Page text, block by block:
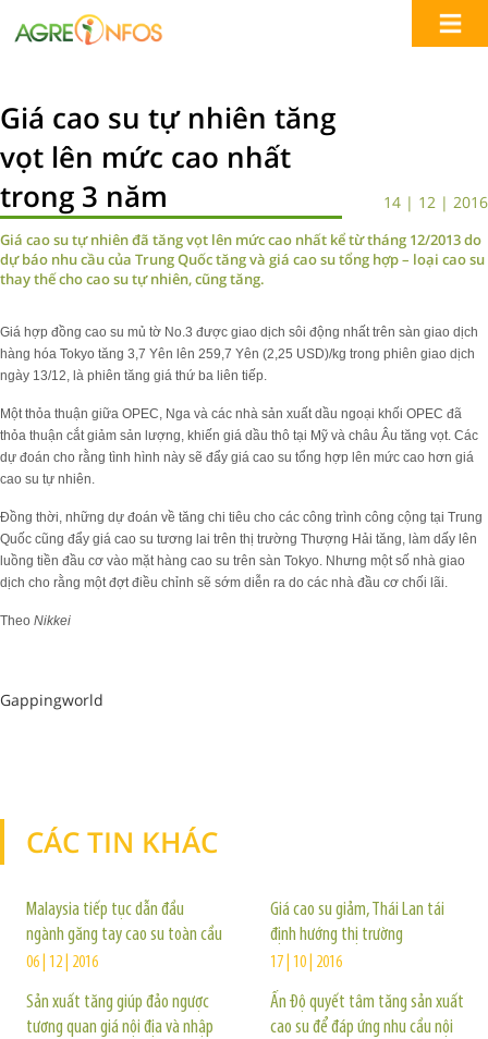
Giá cao su tự nhiên tăng
vọt lên mức cao nhất
trong 3 năm
14 | 12 | 2016
Giá cao su tự nhiên đã tăng vọt lên mức cao nhất kể từ tháng 12/2013 do
dự báo nhu cầu của Trung Quốc tăng và giá cao su tổng hợp – loại cao su
thay thế cho cao su tự nhiên, cũng tăng.
Giá hợp đồng cao su mủ tờ No.3 được giao dịch sôi động nhất trên sàn giao dịch
hàng hóa Tokyo tăng 3,7 Yên lên 259,7 Yên (2,25 USD)/kg trong phiên giao dịch
ngày 13/12, là phiên tăng giá thứ ba liên tiếp.
Một thỏa thuận giữa OPEC, Nga và các nhà sản xuất dầu ngoại khối OPEC đã
thỏa thuận cắt giảm sản lượng, khiến giá dầu thô tại Mỹ và châu Âu tăng vọt. Các
dự đoán cho rằng tình hình này sẽ đẩy giá cao su tổng hợp lên mức cao hơn giá
cao su tự nhiên.
Đồng thời, những dự đoán về tăng chi tiêu cho các công trình công cộng tại Trung
Quốc cũng đẩy giá cao su tương lai trên thị trường Thượng Hải tăng, làm dấy lên
luồng tiền đầu cơ vào mặt hàng cao su trên sàn Tokyo. Nhưng một số nhà giao
dịch cho rằng một đợt điều chỉnh sẽ sớm diễn ra do các nhà đầu cơ chối lãi.
Theo Nikkei
Gappingworld
CÁC TIN KHÁC
Malaysia tiếp tục dẫn đầu
ngành găng tay cao su toàn cầu
06 | 12 | 2016
Sản xuất tăng giúp đảo ngược
tương quan giá nội địa và nhập
Giá cao su giảm, Thái Lan tái
định hướng thị trường
17 | 10 | 2016
Ấn Độ quyết tâm tăng sản xuất
cao su để đáp ứng nhu cầu nội